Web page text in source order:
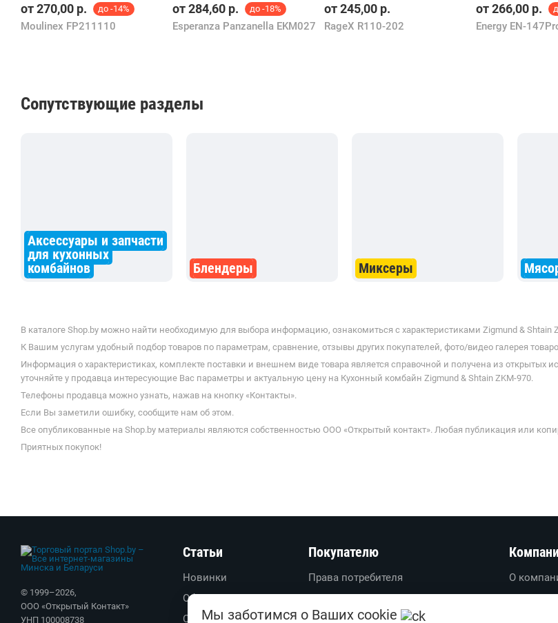
от270,00 р. до -14%
Moulinex FP211110
от284,60 р. до -18%
Esperanza Panzanella EKM027
от245,00 р.
RageX R110-202
от266,00 р.
Energy EN-
Сопутствующие разделы
Аксессуары и запчасти
для кухонных
комбайнов
Блендеры Миксеры
В каталоге Shop.by можно найти необходимую для выбора информацию, ознакомиться с характеристиками Zigmund & Shtain
К Вашим услугам удобный подбор товаров по параметрам, сравнение, отзывы других покупателей, фото/видео галерея
Информация о характеристиках, комплекте поставки и внешнем виде товара является справочной и получена из
уточняйте у продавца интересующие Вас параметры и актуальную цену на Кухонный комбайн Zigmund & Shtain ZKM-970.
Телефоны продавца можно узнать, нажав на кнопку «Контакты».
Если Вы заметили ошибку, сообщите нам об этом.
Все опубликованные на Shop.by материалы являются собственностью ООО «Открытый контакт». Любая публикация или
Приятных покупок!
Статьи
Новинки
Обзоры
Советы
Покупателю
Права потребителя
Вопросы-ответы
Пользовательское соглашение
О
О проекте
© 1999–2026,
ООО «Открытый Контакт»
УНП 100008738
Мы заботимся о Ваших cookie